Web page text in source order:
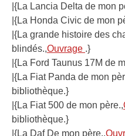
|{La Lancia Delta de mon
|{La Honda Civic de mon
|{La grande histoire des
blindés.,Ouvrage .}
|{La Ford Taunus 17M de
|{La Fiat Panda de mon
bibliothèque.}
|{La Fiat 500 de mon père.,
bibliothèque.}
|{La Daf De mon père.,